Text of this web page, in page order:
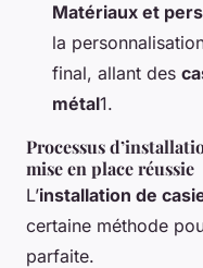
Matériaux et
la
final, allant des
métal1.
Processus
mise en place réussie
L’installation de
certaine méthode
parfaite.